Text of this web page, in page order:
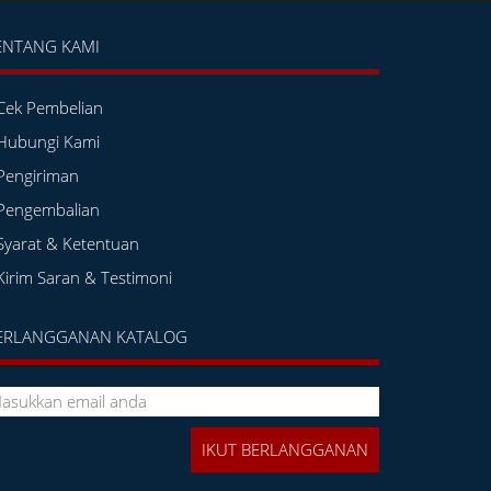
KAMI
Pembelian
Kami
& Ketentuan
Saran & Testimoni
KATALOG